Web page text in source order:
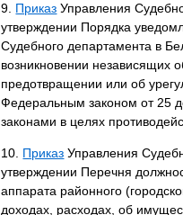
9. Приказ Управления
утверждении Порядка
Судебного департамента в
возникновении независящих
предотвращении или об
Федеральным законом от 25
законами в целях
10. Приказ Управления
утверждении Перечня
аппарата районного
доходах, расходах, об